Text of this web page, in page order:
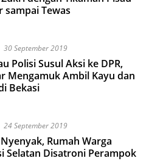
sampai Tewas
30 September 2019
Polisi Susul Aksi ke DPR,
Mengamuk Ambil Kayu dan
Bekasi
24 September 2019
Rumah Warga
Selatan Disatroni Perampok